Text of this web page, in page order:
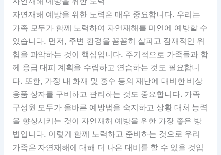
자연재해 예방을 위한 노력은 매우 중요합니다. 우리는
가족 모두가 함께 노력하여 자연재해를 미연에 예방할 수
있습니다. 먼저, 주변 환경을 꼼꼼히 살피고 잠재적인 위
험을 파악하는 것이 핵심입니다. 주기적으로 가족들과 함
께 응급 대피 계획을 수립하고 연습하는 것도 필요합니
다. 또한, 가정 내 화재 및 홍수 등의 재난에 대비한 비상
용품 상자를 구비하고 관리하는 것도 중요합니다. 가족
구성원 모두가 올바른 예방법을 숙지하고 상황 대처 능력
을 향상시키는 것이 자연재해 예방을 위한 가장 좋은 방
법입니다. 이렇게 함께 노력하고 준비하는 것으로 우리
가족은 자연재해에 대해 더 나은 대비를 할 수 있을 것입